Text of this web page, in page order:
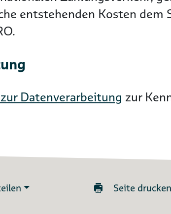
entstehenden Kosten dem
Datenverarbeitung zur
Seite drucken